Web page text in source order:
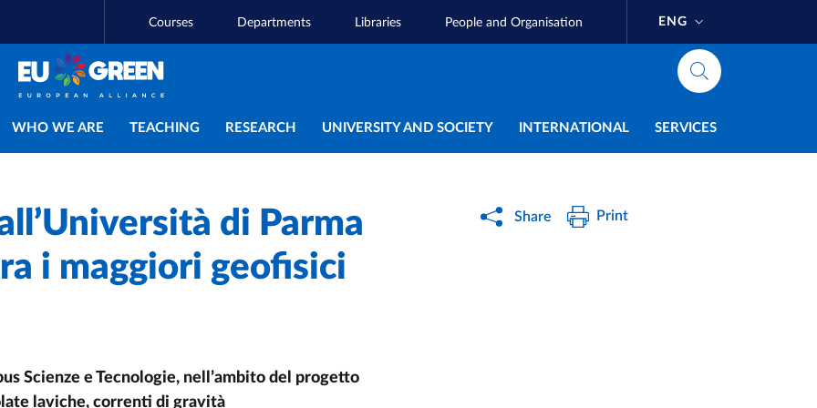
Courses Departments Libraries People and Organisation ENG
Main navigation
WHO WE ARE TEACHING RESEARCH UNIVERSITY AND SOCIETY INTERNATIONAL SERVICES
di Parma
i maggiori geofisici
Scienze e Tecnologie, nell’ambito del progetto
laviche, correnti di gravità
Share Print